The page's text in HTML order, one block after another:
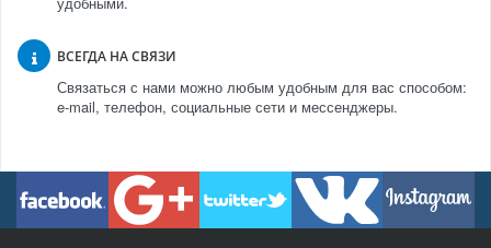
ВСЕГДА НА СВЯЗИ
Связаться с нами можно любым удобным для вас способом:
e-mail, телефон, социальные сети и мессенджеры.